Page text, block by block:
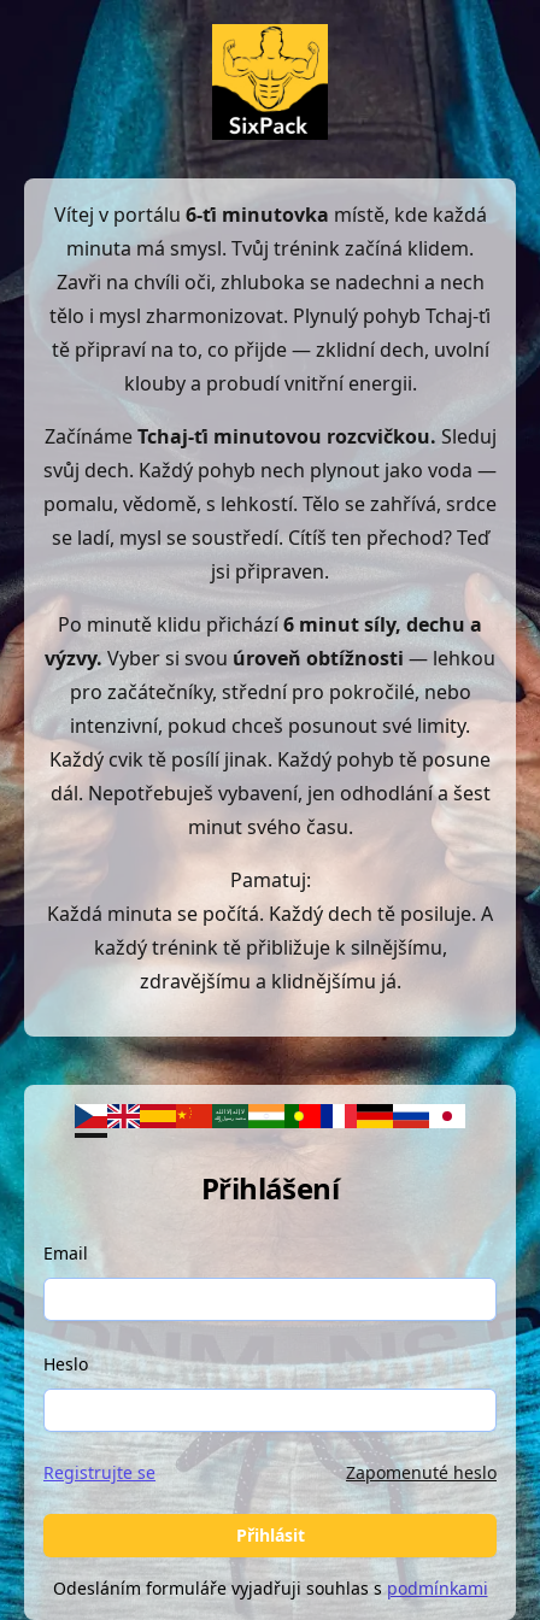
Vítej v portálu 6-ťi minutovka místě, kde každá
minuta má smysl. Tvůj trénink začíná klidem.
Zavři na chvíli oči, zhluboka se nadechni a nech
tělo i mysl zharmonizovat. Plynulý pohyb Tchaj-ťi
tě připraví na to, co přijde — zklidní dech, uvolní
klouby a probudí vnitřní energii.
ZačínámeTchaj-ťi minutovou rozcvičkou. Sleduj
svůj dech. Každý pohyb nech plynout jako voda —
pomalu, vědomě, s lehkostí. Tělo se zahřívá, srdce
se ladí, mysl se soustředí. Cítíš ten přechod? Teď
jsi připraven.
Po minutě klidu přichází6 minut síly, dechu a
výzvy.Vyber si svou úroveň obtížnosti — lehkou
pro začátečníky, střední pro pokročilé, nebo
intenzivní, pokud chceš posunout své limity.
Každý cvik tě posílí jinak. Každý pohyb tě posune
dál. Nepotřebuješ vybavení, jen odhodlání a šest
minut svého času.
Pamatuj:
Každá minuta se počítá. Každý dech tě posiluje. A
každý trénink tě přibližuje k silnějšímu,
zdravějšímu a klidnějšímu já.
Přihlášení
Email
Heslo
Registrujte se Zapomenuté heslo
Přihlásit
Odesláním formuláře vyjadřuji souhlas spodmínkami